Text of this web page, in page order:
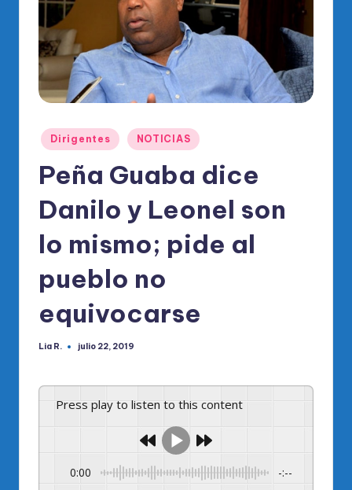
di
o
O
al
el
R
M
Publicado
en
Dirigentes NOTICIAS
Peña Guaba dice
Danilo y Leonel son
lo mismo; pide al
pueblo no
equivocarse
Publicado
Lia R. julio 22, 2019
Press play to listen to this content
0:00 -:--